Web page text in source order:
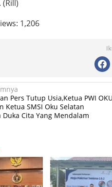
1,206
Pers Tutup Usia,Ketua PWI OKU
Ketua SMSI Oku Selatan
Duka Cita Yang Mendalam